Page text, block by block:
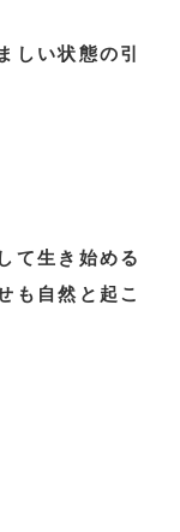
しい状態の引
て生き始める
も自然と起こ